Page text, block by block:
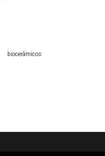
biocerâmicos